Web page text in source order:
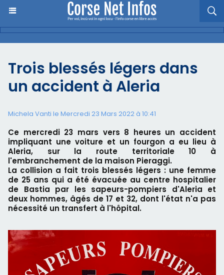
Trois blessés légers dans
un accident à Aleria
Michela Vanti le Mercredi 23 Mars 2022 à 10:41
Ce mercredi 23 mars vers 8 heures un accident
impliquant une voiture et un fourgon a eu lieu à
Aleria, sur la route territoriale 10 à
l'embranchement de la maison Pieraggi.
La collision a fait trois blessés légers : une femme
de 25 ans qui a été évacuée au centre hospitalier
de Bastia par les sapeurs-pompiers d'Aleria et
deux hommes, âgés de 17 et 32, dont l'état n'a pas
nécessité un transfert à l'hôpital.